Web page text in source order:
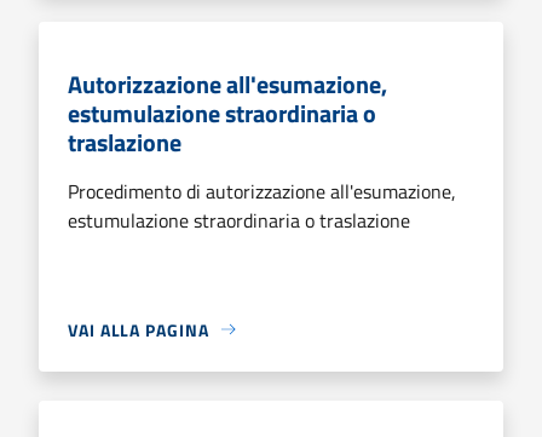
Autorizzazione all'esumazione,
estumulazione straordinaria o
traslazione
Procedimento di autorizzazione all'esumazione,
estumulazione straordinaria o traslazione
VAI ALLA PAGINA